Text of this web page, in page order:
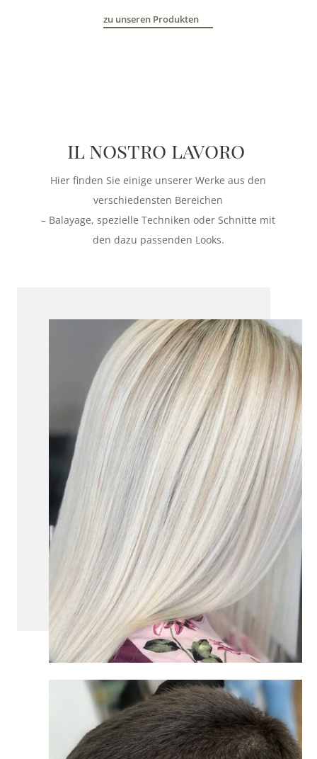
zu unseren Produkten
il nostro lavoro
Hier finden Sie einige unserer Werke aus den
verschiedensten Bereichen
– Balayage, spezielle Techniken oder Schnitte mit
den dazu passenden Looks.